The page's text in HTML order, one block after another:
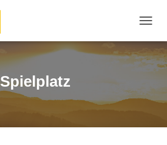
Spielplatz